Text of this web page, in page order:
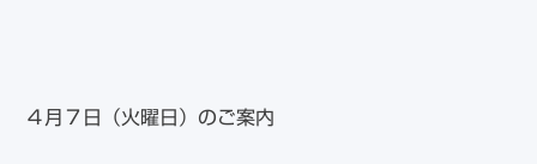
４月７日（火曜日）のご案内